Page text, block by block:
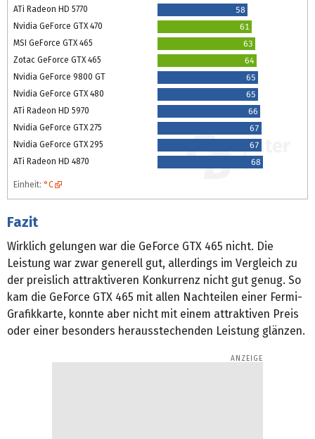
ATi Radeon HD 5770
58
Nvidia GeForce GTX 470
61
MSI GeForce GTX 465
63
Zotac GeForce GTX 465
64
Nvidia GeForce 9800 GT
65
Nvidia GeForce GTX 480
65
ATi Radeon HD 5970
66
Nvidia GeForce GTX 275
67
Nvidia GeForce GTX 295
67
ATi Radeon HD 4870
68
Einheit: °C
Fazit
Wirklich gelungen war die GeForce GTX 465 nicht. Die
Leistung war zwar generell gut, allerdings im Vergleich zu
der preislich attraktiveren Konkurrenz nicht gut genug. So
kam die GeForce GTX 465 mit allen Nachteilen einer Fermi-
Grafikkarte, konnte aber nicht mit einem attraktiven Preis
oder einer besonders herausstechenden Leistung glänzen.